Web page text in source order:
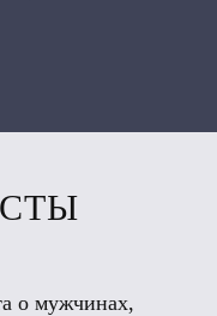
о мужчинах,